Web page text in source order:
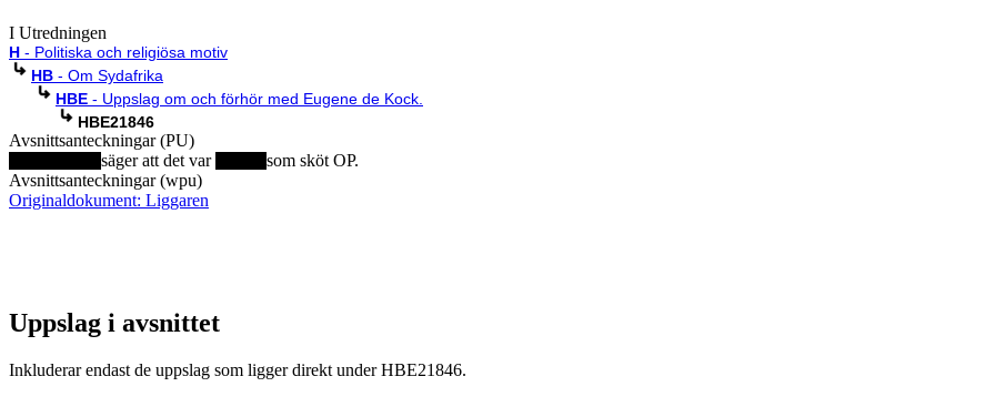
I Utredningen
H - Politiska och religiösa motiv
HB - Om Sydafrika
HBE - Uppslag om och förhör med Eugene de Kock.
HBE21846
Avsnittsanteckningar (PU)
säger att det var
som sköt OP.
Avsnittsanteckningar (wpu)
Originaldokument: Liggaren
Uppslag i avsnittet
Inkluderar endast de uppslag som ligger direkt under HBE21846.